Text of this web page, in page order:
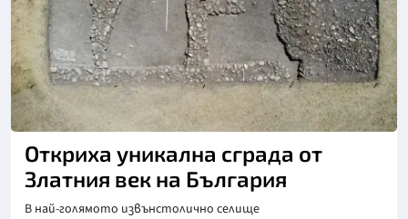
Откриха уникална сграда от
Златния век на България
В най-голямото извънстолично селище